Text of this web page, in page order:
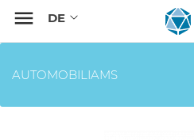

AUTOMOBILIAMS